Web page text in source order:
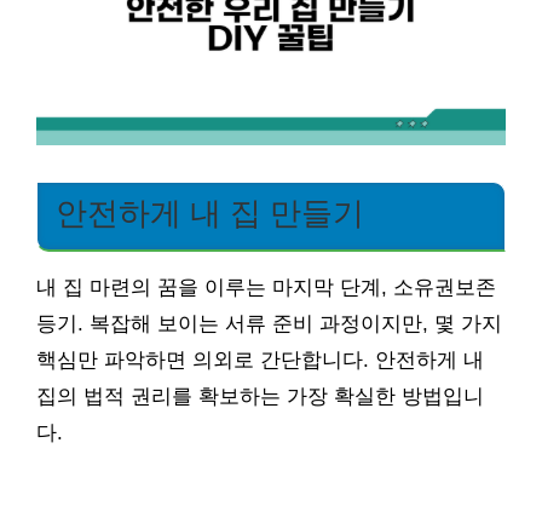
안전하게 내 집 만들기
내 집 마련의 꿈을 이루는 마지막 단계, 소유권보존
등기. 복잡해 보이는 서류 준비 과정이지만, 몇 가지
핵심만 파악하면 의외로 간단합니다. 안전하게 내
집의 법적 권리를 확보하는 가장 확실한 방법입니
다.